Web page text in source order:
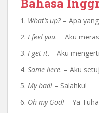
Bahasa
1. What’s up?– Apa
2. I feel you. – Aku
3. I get it. – Aku
4. Same here. – Aku
5. My bad! – Salahku!
6. Oh my God! – Ya